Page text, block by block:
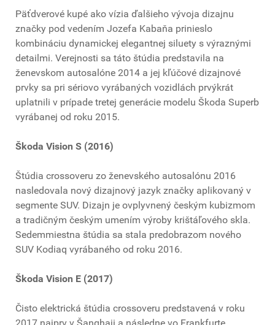
Päťdverové kupé ako vízia ďalšieho vývoja dizajnu
značky pod vedením Jozefa Kabaňa prinieslo
kombináciu dynamickej elegantnej siluety s výraznými
detailmi. Verejnosti sa táto štúdia predstavila na
ženevskom autosalóne 2014 a jej kľúčové dizajnové
prvky sa pri sériovo vyrábaných vozidlách prvýkrát
uplatnili v prípade tretej generácie modelu Škoda Superb
vyrábanej od roku 2015.
Škoda Vision S (2016)
Štúdia crossoveru zo ženevského autosalónu 2016
nasledovala nový dizajnový jazyk značky aplikovaný v
segmente SUV. Dizajn je ovplyvnený českým kubizmom
a tradičným českým umením výroby krištáľového skla.
Sedemmiestna štúdia sa stala predobrazom nového
SUV Kodiaq vyrábaného od roku 2016.
Škoda Vision E (2017)
Čisto elektrická štúdia crossoveru predstavená v roku